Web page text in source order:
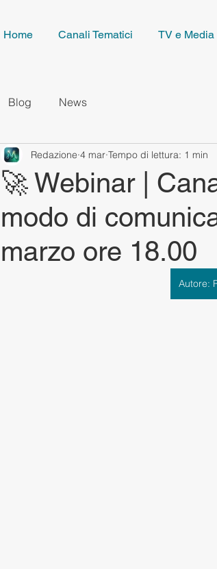
Home Canali Tematici TV e Media
Blog News
🚀 Webinar |
modo di
marzo ore 18.00
Redazione 4 mar Tempo di lettura: 1 min
Autore: